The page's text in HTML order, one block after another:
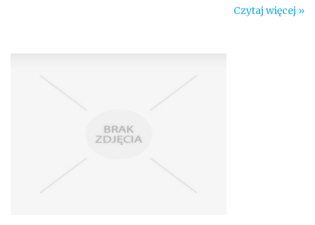
Czytaj więcej »